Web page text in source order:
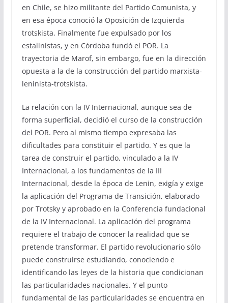
en Chile, se hizo militante del Partido Comunista, y
en esa época conoció la Oposición de Izquierda
trotskista. Finalmente fue expulsado por los
estalinistas, y en Córdoba fundó el POR. La
trayectoria de Marof, sin embargo, fue en la dirección
opuesta a la de la construcción del partido marxista-
leninista-trotskista.
La relación con la IV Internacional, aunque sea de
forma superficial, decidió el curso de la construcción
del POR. Pero al mismo tiempo expresaba las
dificultades para constituir el partido. Y es que la
tarea de construir el partido, vinculado a la IV
Internacional, a los fundamentos de la III
Internacional, desde la época de Lenin, exigía y exige
la aplicación del Programa de Transición, elaborado
por Trotsky y aprobado en la Conferencia fundacional
de la IV Internacional. La aplicación del programa
requiere el trabajo de conocer la realidad que se
pretende transformar. El partido revolucionario sólo
puede construirse estudiando, conociendo e
identificando las leyes de la historia que condicionan
las particularidades nacionales. Y el punto
fundamental de las particularidades se encuentra en